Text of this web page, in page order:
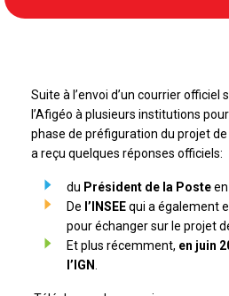
Suite à l’envoi d’un courrier officiel
l’Afigéo à plusieurs institutions
phase de préfiguration du projet de
a reçu quelques réponses officiels:
du Président de la Posteen
De l’INSEEqui a également
pour échanger sur le projet
Et plus récemment, en juin
l’IGN